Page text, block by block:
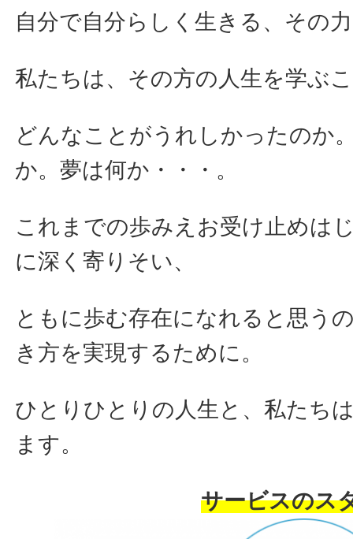
自分で自分らしく生きる、その
私たちは、その方の人生を学ぶ
どんなことがうれしかったのか
か。夢は何か・・・。
これまでの歩みえお受け止めは
に深く寄りそい、
ともに歩む存在になれると思う
き方を実現するために。
ひとりひとりの人生と、私たち
ます。
サービスのス